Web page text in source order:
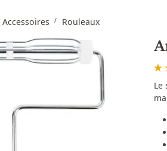
Accessoires Rouleaux
Le